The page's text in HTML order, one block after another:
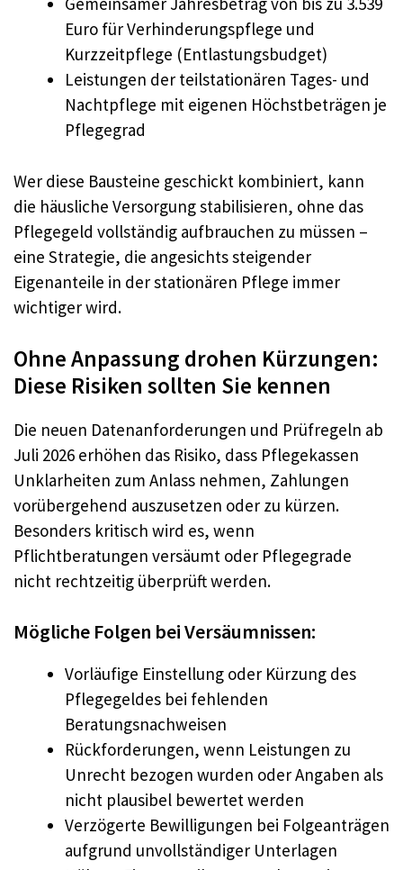
Euro für Verhinderungspflege und
Kurzzeitpflege (Entlastungsbudget)
Leistungen der teilstationären Tages- und
Nachtpflege mit eigenen Höchstbeträgen je
Pflegegrad
Wer diese Bausteine geschickt kombiniert, kann
die häusliche Versorgung stabilisieren, ohne das
Pflegegeld vollständig aufbrauchen zu müssen –
eine Strategie, die angesichts steigender
Eigenanteile in der stationären Pflege immer
wichtiger wird.
Ohne Anpassung drohen Kürzungen:
Diese Risiken sollten Sie kennen
Die neuen Datenanforderungen und Prüfregeln ab
Juli 2026 erhöhen das Risiko, dass Pflegekassen
Unklarheiten zum Anlass nehmen, Zahlungen
vorübergehend auszusetzen oder zu kürzen.
Besonders kritisch wird es, wenn
Pflichtberatungen versäumt oder Pflegegrade
nicht rechtzeitig überprüft werden.
Mögliche Folgen bei Versäumnissen:
Vorläufige Einstellung oder Kürzung des
Pflegegeldes bei fehlenden
Beratungsnachweisen
Rückforderungen, wenn Leistungen zu
Unrecht bezogen wurden oder Angaben als
nicht plausibel bewertet werden
Verzögerte Bewilligungen bei Folgeanträgen
aufgrund unvollständiger Unterlagen